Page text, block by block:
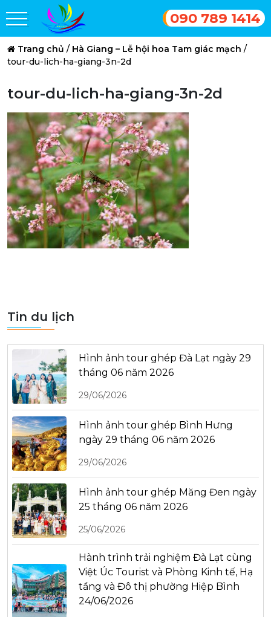
090 789 1414
Trang chủ / Hà Giang – Lễ hội hoa Tam giác mạch /
tour-du-lich-ha-giang-3n-2d
tour-du-lich-ha-giang-3n-2d
Tin du lịch
Hình ảnh tour ghép Đà Lạt ngày 29
tháng 06 năm 2026
29/06/2026
Hình ảnh tour ghép Bình Hưng
ngày 29 tháng 06 năm 2026
29/06/2026
Hình ảnh tour ghép Măng Đen ngày
25 tháng 06 năm 2026
25/06/2026
Hành trình trải nghiệm Đà Lạt cùng
Việt Úc Tourist và Phòng Kinh tế, Hạ
tầng và Đô thị phường Hiệp Bình
24/06/2026